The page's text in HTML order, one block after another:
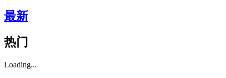
最新
热门
Loading...